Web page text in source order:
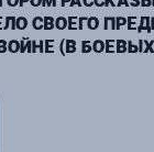
СВОЕГО
(В